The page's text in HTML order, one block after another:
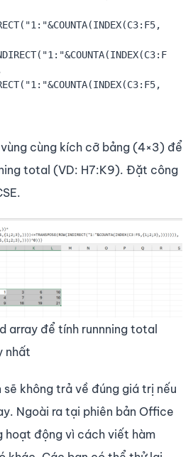
cùng kích cỡ bảng (4×3) để
total (VD: H7:K9). Đặt công
array để tính runnning total
nhất
không trả về đúng giá trị nếu
Ngoài ra tại phiên bản Office
hoạt động vì cách viết hàm